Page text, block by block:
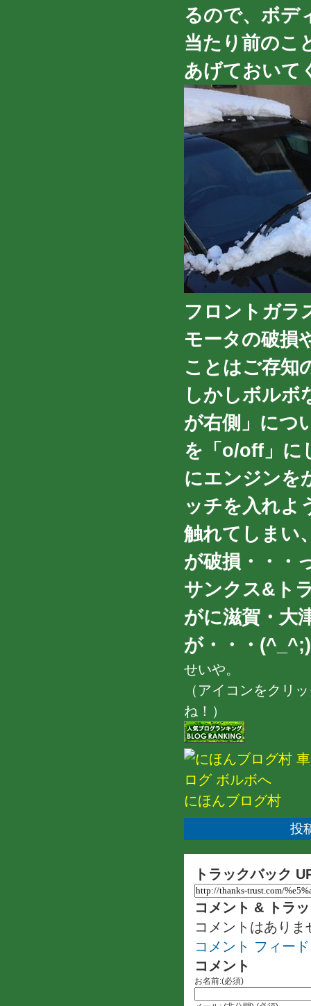
るので、ボデ
当たり前のこ
あげておいて
フロントガラ
モータの破損
ことはご存知
しかしボルボ
が右側」につ
を「o/off」に
にエンジンを
ッチを入れよ
触れてしまい
が破損・・・
サンクス&ト
がに滋賀・大
が・・・(^_^;)
せいや。
（アイコンをクリ
ね！）
にほんブログ村
投
トラックバック
コメント & トラ
コメントはありま
コメント フィード
コメント
お名前:(必須)